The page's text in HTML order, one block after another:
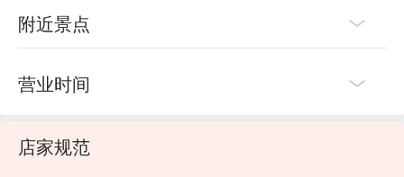
附近景点
营业时间
店家规范